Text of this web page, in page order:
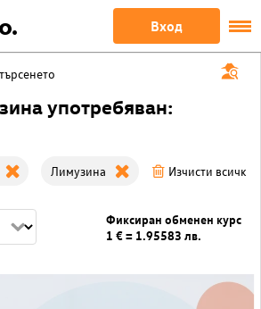
Вход
употребяван:
Лимузина Изчисти всички
Фиксиран обменен курс
1 € = 1.95583 лв.